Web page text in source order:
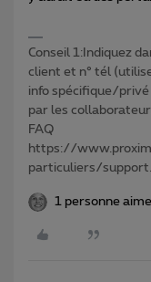
Conseil 1:Indiquez
client et n° tél
info spécifique/privé
par les
FAQ
https://
particuliers/
1 personne aime